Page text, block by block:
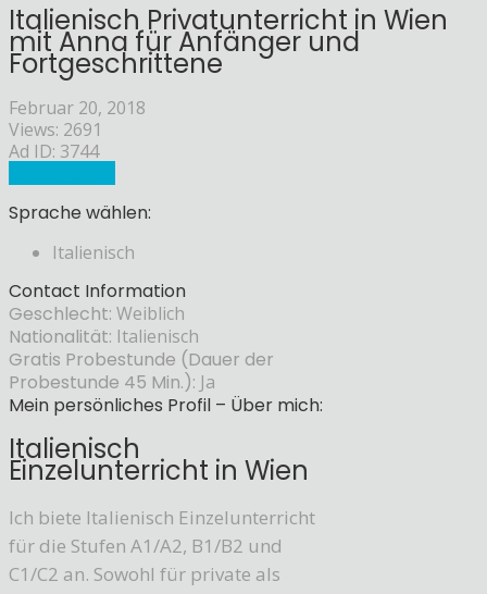
Italienisch Privatunterricht in Wien
mit Anna für Anfänger und
Fortgeschrittene
Februar 20, 2018
Views: 2691
Ad ID: 3744
Sprache wählen:
Italienisch
Contact Information
Geschlecht: Weiblich
Nationalität: Italienisch
Gratis Probestunde (Dauer der
Probestunde 45 Min.): Ja
Mein persönliches Profil – Über mich:
Italienisch
Einzelunterricht in Wien
Ich biete Italienisch Einzelunterricht
für die Stufen A1/A2, B1/B2 und
C1/C2 an. Sowohl für private als